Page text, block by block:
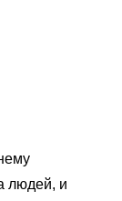
людей, и